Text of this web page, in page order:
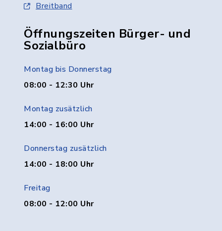
Breitband
Öffnungszeiten Bürger- und
Sozialbüro
Montag bis Donnerstag
08:00 - 12:30 Uhr
Montag zusätzlich
14:00 - 16:00 Uhr
Donnerstag zusätzlich
14:00 - 18:00 Uhr
Freitag
08:00 - 12:00 Uhr